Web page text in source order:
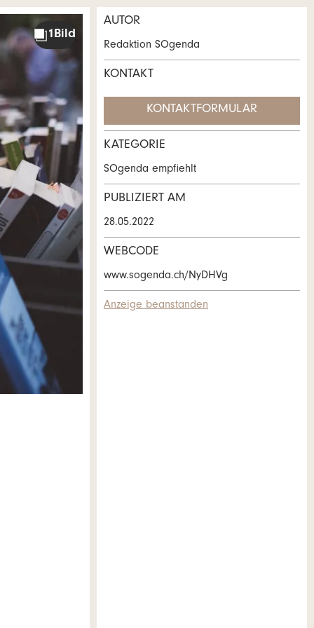
AUTOR
Redaktion SOgenda
KONTAKT
KONTAKTFORMULAR
KATEGORIE
SOgenda empfiehlt
PUBLIZIERT AM
28.05.2022
WEBCODE
www.sogenda.ch/NyDHVg
Anzeige beanstanden